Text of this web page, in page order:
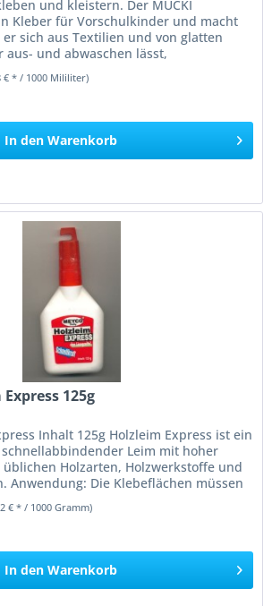
und kleistern. Der MUCKI
Kleber für Vorschulkinder und macht
sich aus Textilien und von glatten
aus- und abwaschen lässt,
€ * / 1000 Mililiter)
In den Warenkorb
125g
Inhalt 125g Holzleim Express ist ein
Leim mit hoher
Holzarten, Holzwerkstoffe und
Anwendung: Die Klebeflächen müssen
€ * / 1000 Gramm)
In den Warenkorb